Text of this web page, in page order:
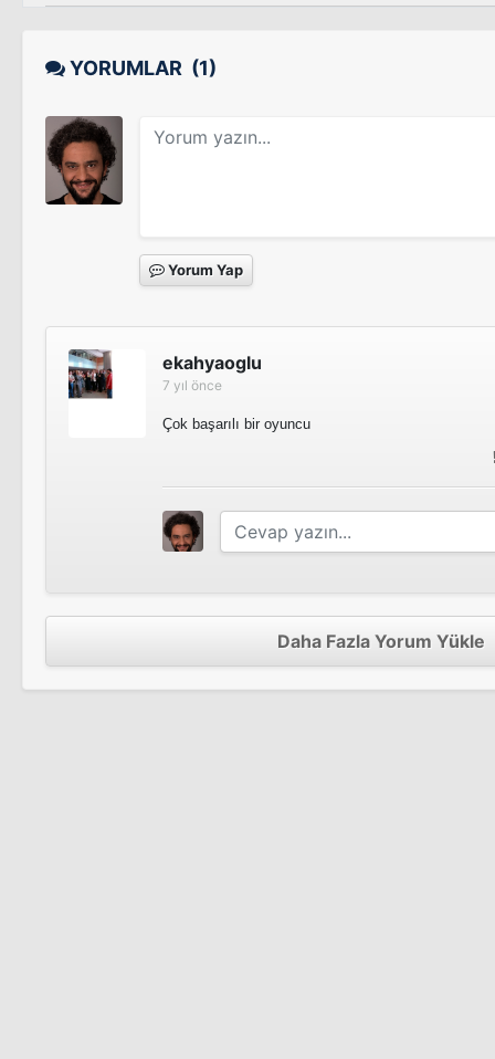
YORUMLAR (1)
Yorum Yap
ekahyaoglu
7 yıl önce
Çok başarılı bir oyuncu
Daha Fazla Yorum Yükle